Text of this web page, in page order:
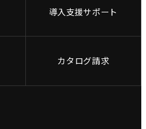
導入支援サポート
カタログ請求